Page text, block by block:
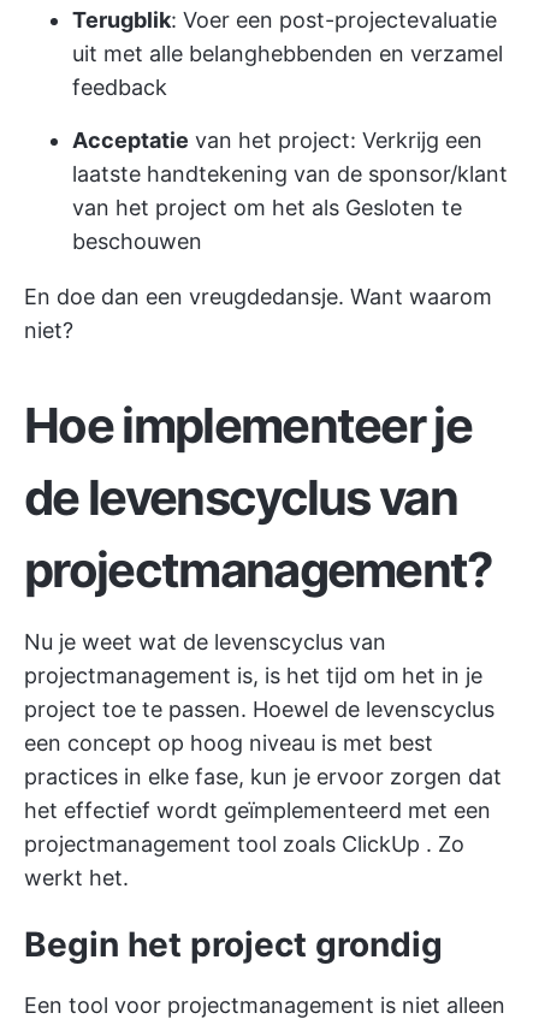
Terugblik: Voer een post-projectevaluatie
uit met alle belanghebbenden en verzamel
feedback
Acceptatie van het project: Verkrijg een
laatste handtekening van de sponsor/klant
van het project om het als Gesloten te
beschouwen
En doe dan een vreugdedansje. Want waarom
niet?
Hoe implementeer je
de levenscyclus van
projectmanagement?
Nu je weet wat de levenscyclus van
projectmanagement is, is het tijd om het in je
project toe te passen. Hoewel de levenscyclus
een concept op hoog niveau is met best
practices in elke fase, kun je ervoor zorgen dat
het effectief wordt geïmplementeerd met een
projectmanagement tool zoals ClickUp . Zo
werkt het.
Begin het project grondig
Een tool voor projectmanagement is niet alleen